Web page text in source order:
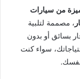
من سيارات
، مصممة لتلبية
بسائق أو بدون
سواء كنت